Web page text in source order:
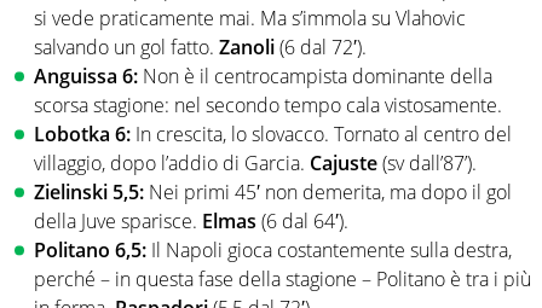
si vede praticamente mai. Ma s’immola su Vlahovic
salvando un gol fatto. Zanoli(6 dal 72′).
Anguissa 6: Non è il centrocampista dominante della
scorsa stagione: nel secondo tempo cala vistosamente.
Lobotka 6: In crescita, lo slovacco. Tornato al centro del
villaggio, dopo l’addio di Garcia. Cajuste(sv dall’87’).
Zielinski 5,5: Nei primi 45′ non demerita, ma dopo il gol
della Juve sparisce. Elmas (6 dal 64′).
Politano 6,5: Il Napoli gioca costantemente sulla destra,
perché – in questa fase della stagione – Politano è tra i più